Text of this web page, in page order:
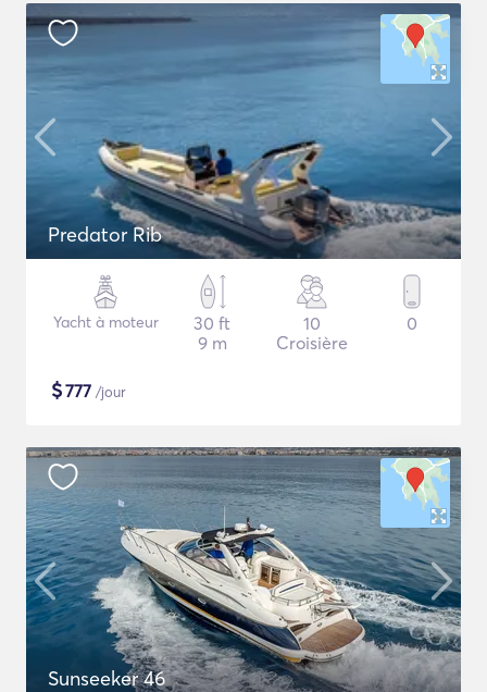
Predator Rib
Yacht à moteur
30 ft
9 m
10
Croisière
0
$777 /jour
Sunseeker 46